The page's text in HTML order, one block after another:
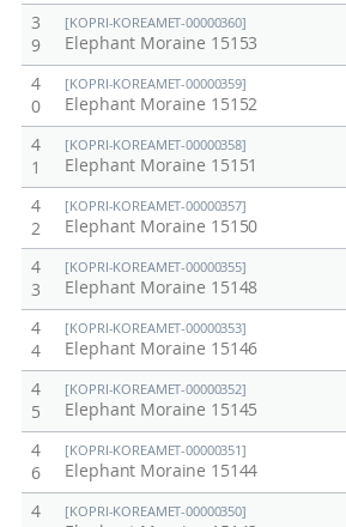
3
9
[KOPRI-KOREAMET-00000360]
Elephant Moraine 15153
4
0
[KOPRI-KOREAMET-00000359]
Elephant Moraine 15152
4
1
[KOPRI-KOREAMET-00000358]
Elephant Moraine 15151
4
2
[KOPRI-KOREAMET-00000357]
Elephant Moraine 15150
4
3
[KOPRI-KOREAMET-00000355]
Elephant Moraine 15148
4
4
[KOPRI-KOREAMET-00000353]
Elephant Moraine 15146
4
5
[KOPRI-KOREAMET-00000352]
Elephant Moraine 15145
4
6
[KOPRI-KOREAMET-00000351]
Elephant Moraine 15144
4
[KOPRI-KOREAMET-00000350]